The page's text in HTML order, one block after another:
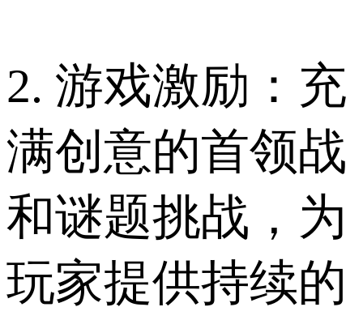
2. 游戏激励：充
满创意的首领战
和谜题挑战，为
玩家提供持续的